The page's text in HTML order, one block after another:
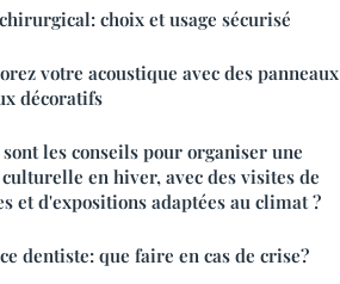
choix et usage sécurisé
votre acoustique avec des panneaux
décoratifs
les conseils pour organiser une
en hiver, avec des visites de
et d'expositions adaptées au climat ?
dentiste: que faire en cas de crise?